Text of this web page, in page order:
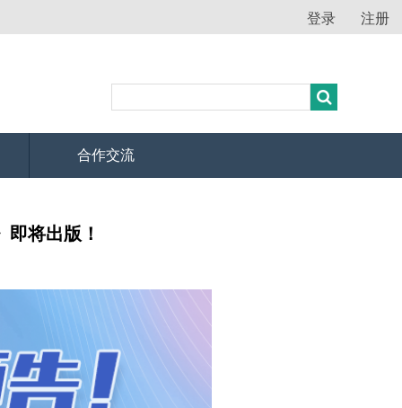
登录 注册
合作交流
将出版！